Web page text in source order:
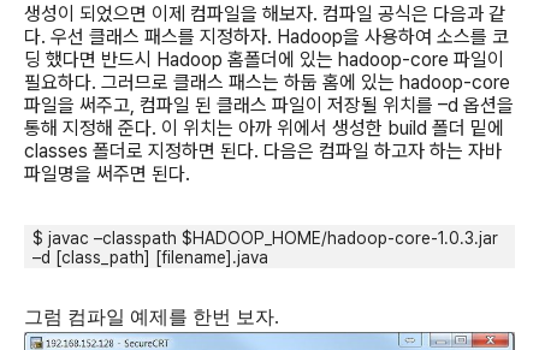
생성이 되었으면 이제 컴파일을 해보자. 컴파일 공식은 다음과 같
다. 우선 클래스 패스를 지정하자. Hadoop을 사용하여 소스를 코
딩 했다면 반드시 Hadoop 홈폴더에 있는 hadoop-core 파일이
필요하다. 그러므로 클래스 패스는 하둡 홈에 있는 hadoop-core
파일을 써주고, 컴파일 된 클래스 파일이 저장될 위치를 –d 옵션을
통해 지정해 준다. 이 위치는 아까 위에서 생성한 build 폴더 밑에
classes 폴더로 지정하면 된다. 다음은 컴파일 하고자 하는 자바
파일명을 써주면 된다.
$ javac –classpath $HADOOP_HOME/hadoop-core-1.0.3.jar
–d [class_path] [filename].java
그럼 컴파일 예제를 한번 보자.